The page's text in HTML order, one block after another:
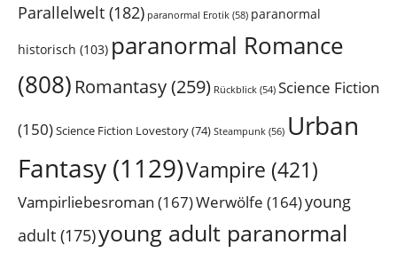
Parallelwelt (182) paranormal Erotik (58) paranormal
historisch (103) paranormal Romance
(808) Romantasy(259) Rückblick (54) Science Fiction
(150)Science Fiction Lovestory(74) Steampunk (56) Urban
Fantasy (1129)Vampire (421)
Vampirliebesroman (167)Werwölfe (164)young
adult (175)young adult paranormal